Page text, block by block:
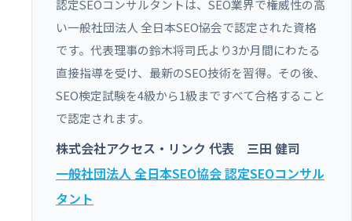
認定SEOコンサルタントは、SEO業界で権威性の高
い一般社団法人 全日本SEO協会で認定された資格
です。代表理事の鈴木将司氏より3か月間にわたる
直接指導を受け、最新のSEO技術を習得。その後、
SEO検定試験を4級から1級まですべて合格すること
で認定されます。
株式会社アクセス・リンク 代表 三田 健司
一般社団法人 全日本SEO協会 認定SEOコンサル
タント